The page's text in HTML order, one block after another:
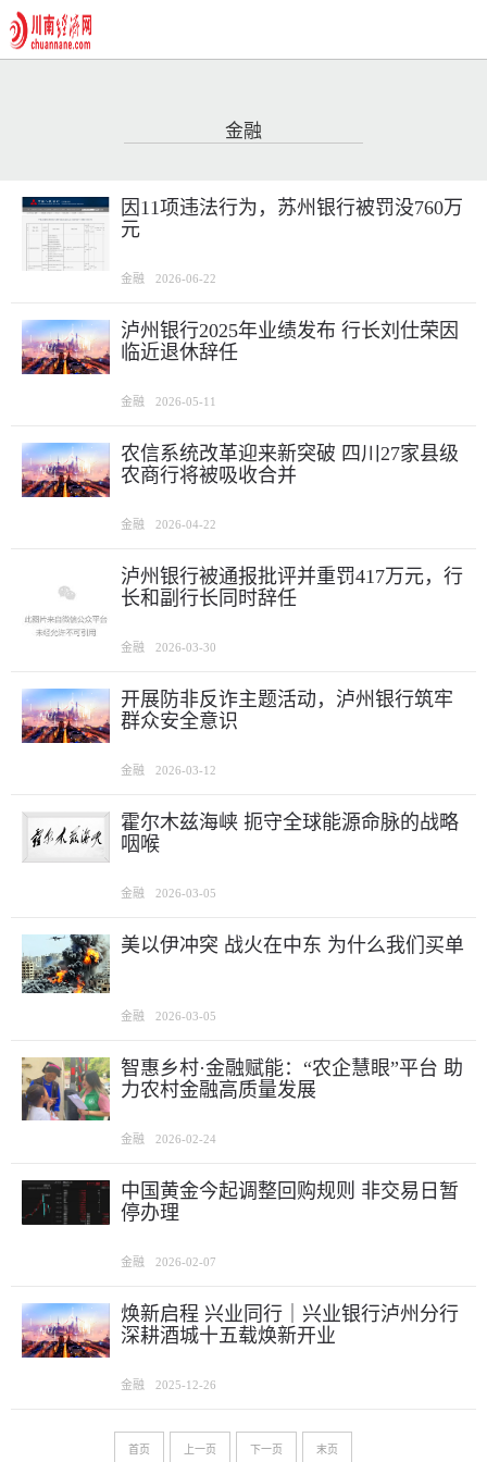
金融
因11项违法行为，苏州银行被罚没760万
元
金融 2026-06-22
泸州银行2025年业绩发布 行长刘仕荣因
临近退休辞任
金融 2026-05-11
农信系统改革迎来新突破 四川27家县级
农商行将被吸收合并
金融 2026-04-22
泸州银行被通报批评并重罚417万元，行
长和副行长同时辞任
金融 2026-03-30
开展防非反诈主题活动，泸州银行筑牢
群众安全意识
金融 2026-03-12
霍尔木兹海峡 扼守全球能源命脉的战略
咽喉
金融 2026-03-05
美以伊冲突 战火在中东 为什么我们买单
金融 2026-03-05
智惠乡村·金融赋能：“农企慧眼”平台 助
力农村金融高质量发展
金融 2026-02-24
中国黄金今起调整回购规则 非交易日暂
停办理
金融 2026-02-07
焕新启程 兴业同行｜兴业银行泸州分行
深耕酒城十五载焕新开业
金融 2025-12-26
首页 上一页 下一页 末页